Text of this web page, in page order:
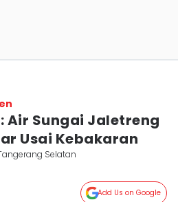
Air Sungai Jaletreng
Usai Kebakaran
Selatan
Add Us on Google